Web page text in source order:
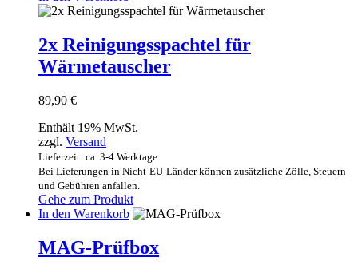
2x Reinigungsspachtel für
Wärmetauscher
89,90 €
Enthält 19% MwSt.
zzgl. Versand
Lieferzeit: ca. 3-4 Werktage
Bei Lieferungen in Nicht-EU-Länder können zusätzliche Zölle, Steuern
und Gebühren anfallen.
Gehe zum Produkt
In den Warenkorb
MAG-Prüfbox